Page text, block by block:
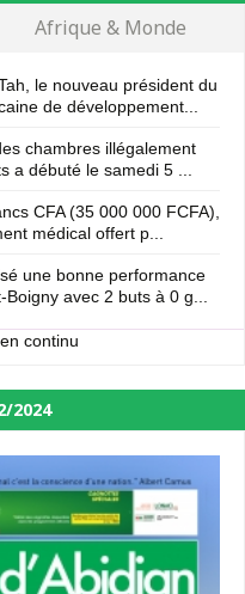
Afrique & Monde
le nouveau président du
de développement...
chambres illégalement
a débuté le samedi 5 ...
CFA (35 000 000 FCFA),
médical offert p...
une bonne performance
avec 2 buts à 0 g...
continu
2024